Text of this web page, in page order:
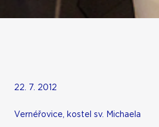
22. 7. 2012
Vernéřovice, kostel sv. Michaela